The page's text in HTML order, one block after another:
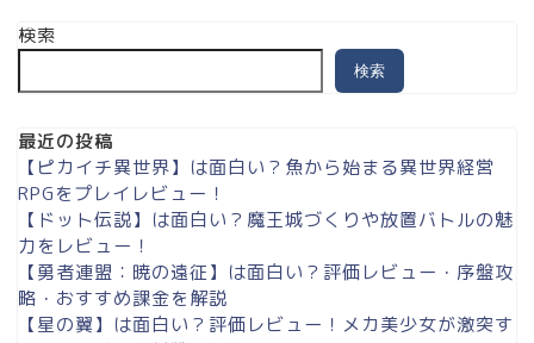
検索
検索
最近の投稿
【ピカイチ異世界】は面白い？魚から始まる異世界経営
RPGをプレイレビュー！
【ドット伝説】は面白い？魔王城づくりや放置バトルの魅
力をレビュー！
【勇者連盟：暁の遠征】は面白い？評価レビュー・序盤攻
略・おすすめ課金を解説
【星の翼】は面白い？評価レビュー！メカ美少女が激突す